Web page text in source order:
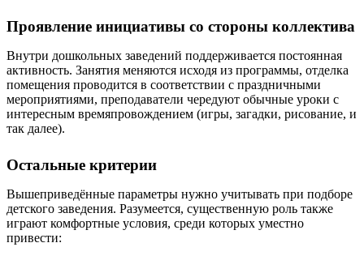
Проявление инициативы со стороны коллектива
Внутри дошкольных заведений поддерживается постоянная
активность. Занятия меняются исходя из программы, отделка
помещения проводится в соответствии с праздничными
мероприятиями, преподаватели чередуют обычные уроки с
интересным времяпровождением (игры, загадки, рисование, и
так далее).
Остальные критерии
Вышеприведённые параметры нужно учитывать при подборе
детского заведения. Разумеется, существенную роль также
играют комфортные условия, среди которых уместно
привести: